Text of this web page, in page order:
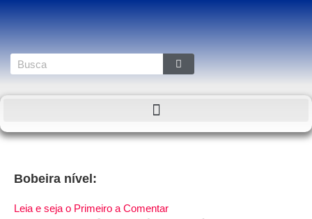
Bobeira nível:
Leia e seja o Primeiro a Comentar